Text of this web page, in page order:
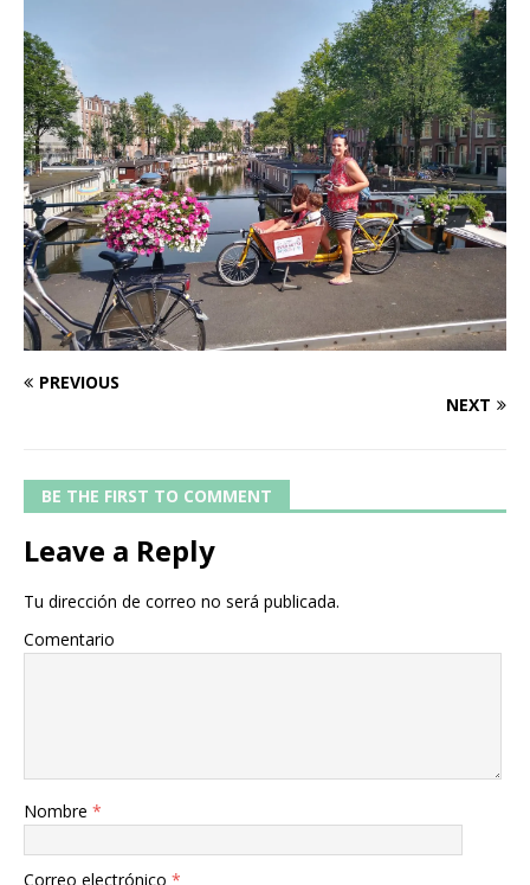
PREVIOUS
NEXT
BE THE FIRST TO COMMENT
Leave a Reply
Tu dirección de correo no será publicada.
Comentario
Nombre *
Correo electrónico *